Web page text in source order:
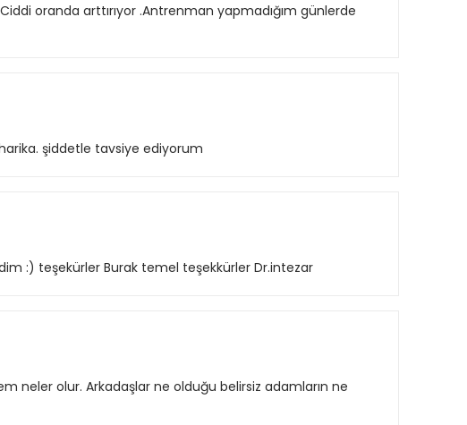
oranda arttırıyor .Antrenman yapmadığım günlerde
şiddetle tavsiye ediyorum
:) teşekürler Burak temel teşekkürler Dr.intezar
neler olur. Arkadaşlar ne olduğu belirsiz adamların ne